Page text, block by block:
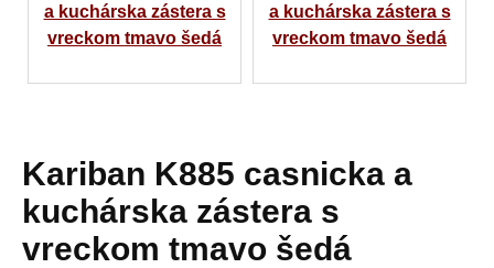
Kariban K885 casnicka a
kuchárska zástera s
vreckom tmavo šedá